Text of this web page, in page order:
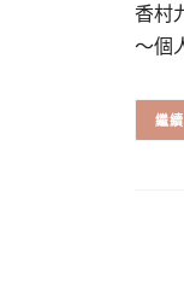
香村
～個